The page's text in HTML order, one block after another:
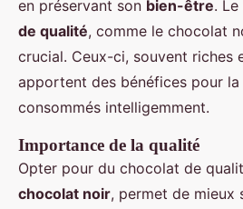
en préservant son bien-être.
de qualité, comme le chocolat
crucial. Ceux-ci, souvent riches
apportent des bénéfices pour
consommés intelligemment.
Importance de la qualité
Opter pour du chocolat de
chocolat noir, permet de mieux